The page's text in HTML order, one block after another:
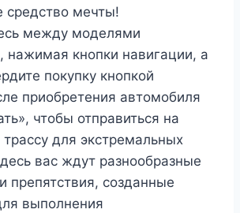
средство мечты!
между моделями
нажимая кнопки навигации, а
покупку кнопкой
приобретения автомобиля
чтобы отправиться на
для экстремальных
вас ждут разнообразные
препятствия, созданные
выполнения